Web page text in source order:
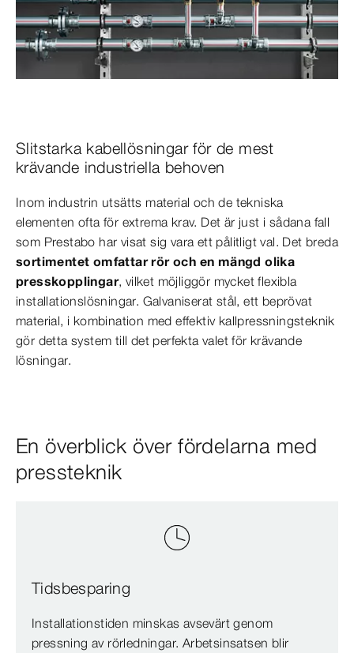
Slitstarka kabellösningar för de mest
krävande industriella behoven
Inom industrin utsätts material och de tekniska
elementen ofta för extrema krav. Det är just i sådana fall
som Prestabo har visat sig vara ett pålitligt val. Det breda
sortimentet omfattar rör och en mängd olika
presskopplingar, vilket möjliggör mycket flexibla
installationslösningar. Galvaniserat stål, ett beprövat
material, i kombination med effektiv kallpressningsteknik
gör detta system till det perfekta valet för krävande
lösningar.
En överblick över fördelarna med
pressteknik
Tidsbesparing
Installationstiden minskas avsevärt genom
pressning av rörledningar. Arbetsinsatsen blir